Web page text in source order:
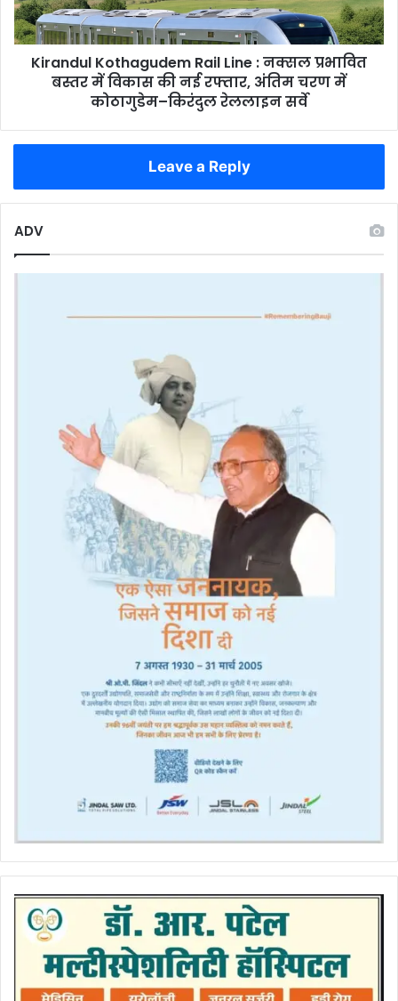
प्रभावित
बस्तर
में
विकास
अंतिम
कोठागुडेम–
रेललाइन
Kirandul Kothagudem Rail Line : नक्सल प्रभावित
बस्तर में विकास की नई रफ्तार, अंतिम चरण में
कोठागुडेम–किरंदुल रेललाइन सर्वे
Leave a Reply
ADV